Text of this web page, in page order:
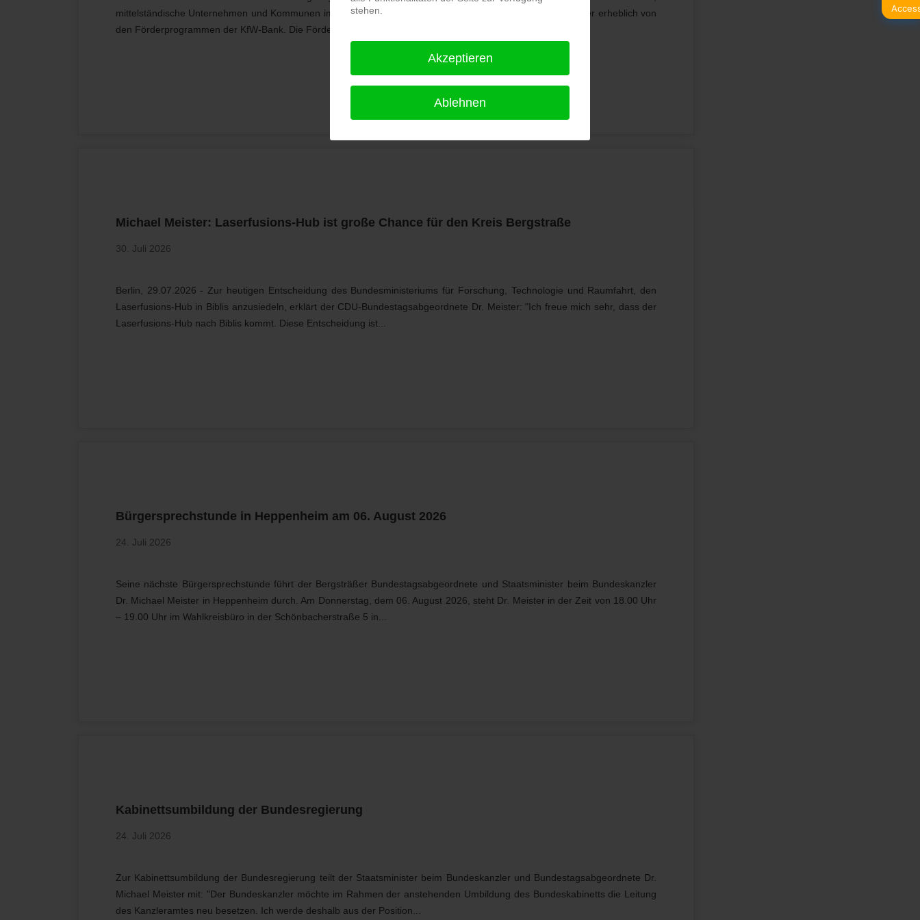
mittelständische Unternehmen und Kommunen im Landkreis Bergstraße auch im ersten Halbjahr 2026 wieder erheblich von
den Förderprogrammen der KfW-Bank. Die Förderzusagen der KfW...
Michael Meister: Laserfusions-Hub ist große Chance für den Kreis Bergstraße
30. Juli 2026
Berlin, 29.07.2026 - Zur heutigen Entscheidung des Bundesministeriums für Forschung, Technologie und Raumfahrt, den
Laserfusions-Hub in Biblis anzusiedeln, erklärt der CDU-Bundestagsabgeordnete Dr. Meister: "Ich freue mich sehr, dass der
Laserfusions-Hub nach Biblis kommt. Diese Entscheidung ist...
Bürgersprechstunde in Heppenheim am 06. August 2026
24. Juli 2026
Seine nächste Bürgersprechstunde führt der Bergsträßer Bundestagsabgeordnete und Staatsminister beim Bundeskanzler
Dr. Michael Meister in Heppenheim durch. Am Donnerstag, dem 06. August 2026, steht Dr. Meister in der Zeit von 18.00 Uhr
– 19.00 Uhr im Wahlkreisbüro in der Schönbacherstraße 5 in...
Kabinettsumbildung der Bundesregierung
24. Juli 2026
Zur Kabinettsumbildung der Bundesregierung teilt der Staatsminister beim Bundeskanzler und Bundestagsabgeordnete Dr.
Michael Meister mit: "Der Bundeskanzler möchte im Rahmen der anstehenden Umbildung des Bundeskabinetts die Leitung
des Kanzleramtes neu besetzen. Ich werde deshalb aus der Position...
stehen.
Akzeptieren
Ablehnen